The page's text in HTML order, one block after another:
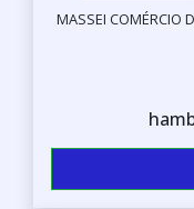
MASSEI COMÉRCIO